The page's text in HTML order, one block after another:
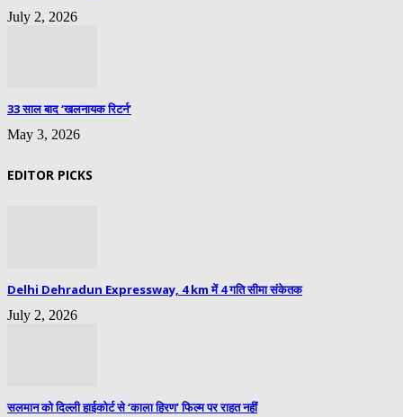
July 2, 2026
33 साल बाद ‘खलनायक रिटर्न’
May 3, 2026
EDITOR PICKS
Delhi Dehradun Expressway, 4 km में 4 गति सीमा संकेतक
July 2, 2026
सलमान को दिल्ली हाईकोर्ट से ‘काला हिरण’ फिल्म पर राहत नहीं